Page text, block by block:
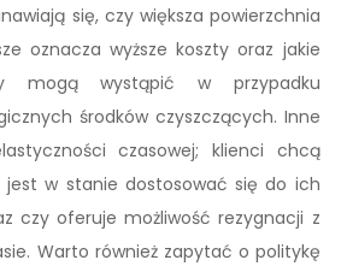
się, czy większa powierzchnia
oznacza wyższe koszty oraz jakie
mogą wystąpić w przypadku
środków czyszczących. Inne
czasowej; klienci chcą
w stanie dostosować się do ich
czy oferuje możliwość rezygnacji z
Warto również zapytać o politykę